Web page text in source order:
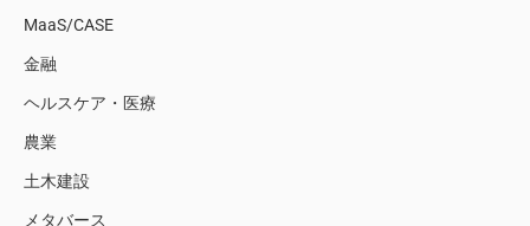
MaaS/CASE
金融
ヘルスケア・医療
農業
土木建設
メタバース